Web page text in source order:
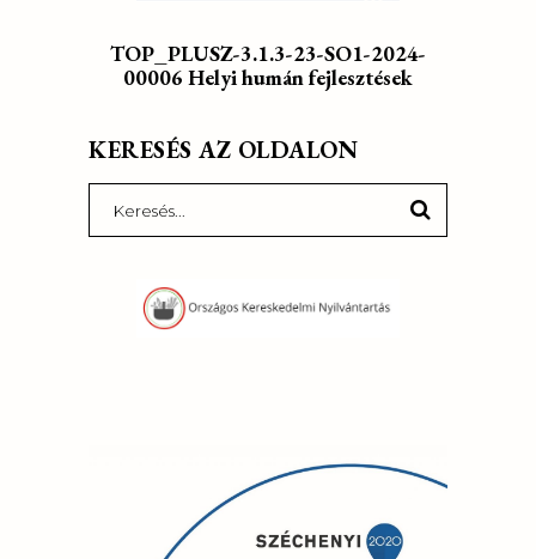
TOP_PLUSZ-3.1.3-23-SO1-2024-
00006 Helyi humán fejlesztések
KERESÉS AZ OLDALON